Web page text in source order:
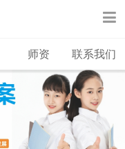
师资 联系我们